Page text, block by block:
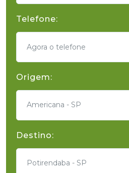
Telefone:
Origem:
Americana - SP
Destino:
Potirendaba - SP